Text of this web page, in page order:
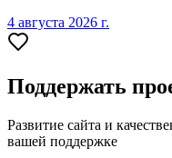
4 августа 2026 г.
Поддержать
Развитие сайта и
вашей поддержке